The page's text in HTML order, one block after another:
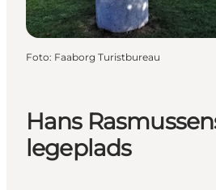
Hans
legeplads
Foto: Faaborg Turistbureau